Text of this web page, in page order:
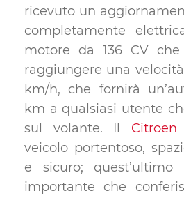
ricevuto un
completamente
motore da 136 CV
raggiungere una
km/h, che fornirà
km a qualsiasi utente
sul volante. Il
veicolo portentoso,
e sicuro; quest’ultimo
importante che